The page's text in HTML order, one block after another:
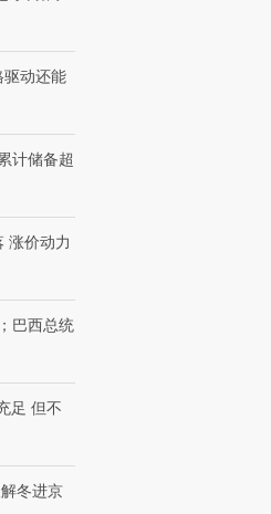
驱动还能
计储备超
涨价动力
巴西总统
足 但不
冬进京